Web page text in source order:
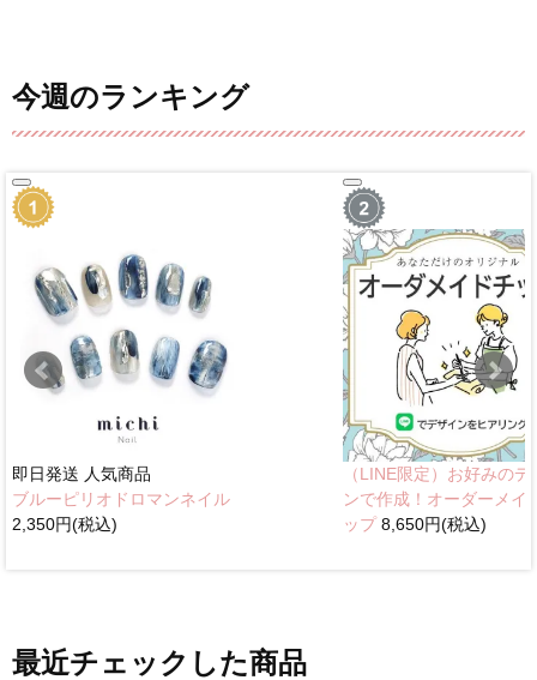
今週のランキング
即日発送 人気商品
ブルーピリオドロマンネイル
2,350円(税込)
（LINE限定）お好みのデ
ンで作成！オーダーメイ
ップ8,650円(税込)
最近チェックした商品